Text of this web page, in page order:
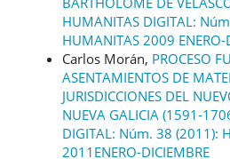
HUMANITAS DIGITAL:
HUMANITAS 2009 ENERO-
Carlos Morán, PROCESO
ASENTAMIENTOS DE
JURISDICCIONES DEL
NUEVA GALICIA (1591-
DIGITAL: Núm. 38 (2011):
2011ENERO-DICIEMBRE